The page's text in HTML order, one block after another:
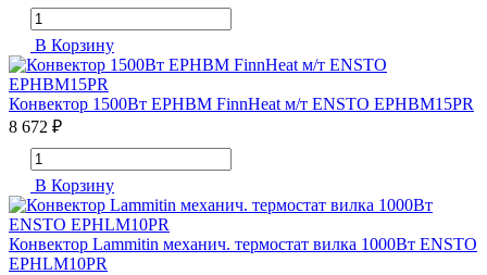
В Корзину
Конвектор 1500Вт EPHBM FinnHeat м/т ENSTO EPHBM15PR
8 672 ₽
В Корзину
Конвектор Lammitin механич. термостат вилка 1000Вт ENSTO
EPHLM10PR